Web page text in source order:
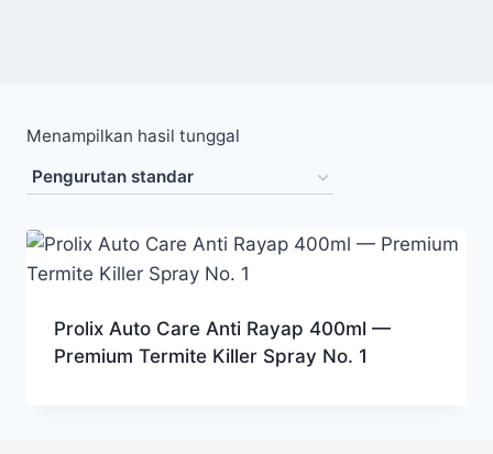
Menampilkan hasil tunggal
Prolix Auto Care Anti Rayap 400ml —
Premium Termite Killer Spray No. 1